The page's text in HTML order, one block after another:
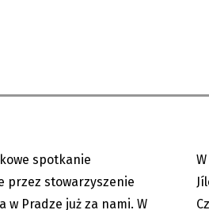
spotkanie
przez stowarzyszenie
w Pradze już za nami. W